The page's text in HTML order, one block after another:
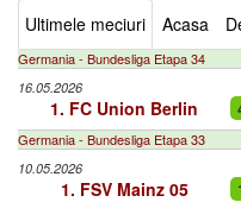
Ultimele meciuri Acasa
Germania - Bundesliga Etapa 34
16.05.2026
1. FC Union Berlin
Germania - Bundesliga Etapa 33
10.05.2026
1. FSV Mainz 05